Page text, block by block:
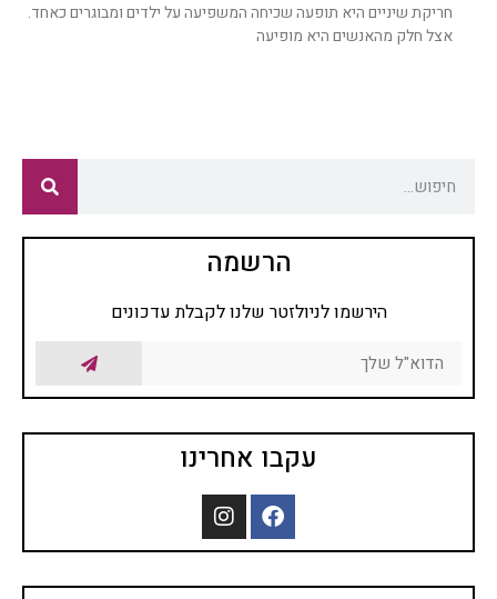
חריקת שיניים היא תופעה שכיחה המשפיעה על ילדים ומבוגרים כאחד.
אצל חלק מהאנשים היא מופיעה
הרשמה
הירשמו לניולזטר שלנו לקבלת עדכונים
עקבו אחרינו